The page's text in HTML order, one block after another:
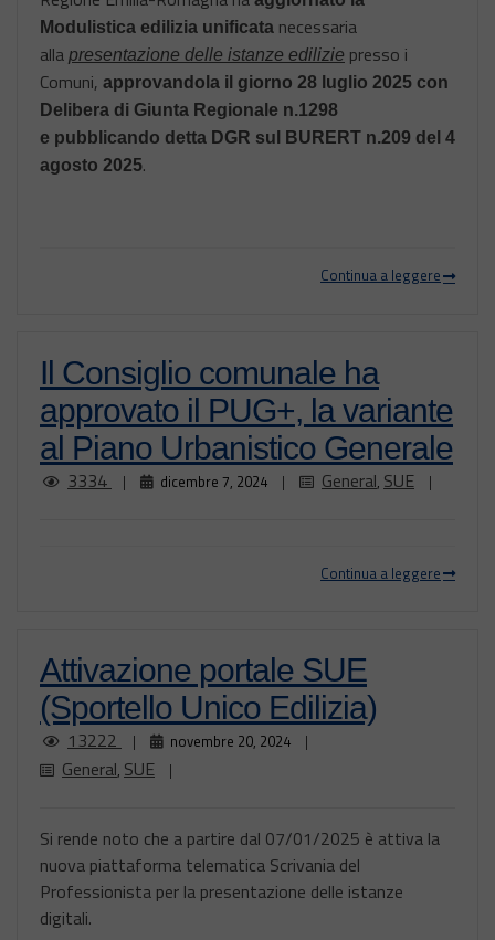
Modulistica edilizia unificata necessaria
alla presentazione delle istanze edilizie presso i
Comuni, approvandola il giorno 28 luglio 2025 con
Delibera di Giunta Regionale n.1298
e pubblicando detta DGR sul BURERT n.209 del 4
agosto 2025.
Continua a leggere
Il Consiglio comunale ha
approvato il PUG+, la variante
al Piano Urbanistico Generale
3334 | dicembre 7, 2024 | General, SUE |
Continua a leggere
Attivazione portale SUE
(Sportello Unico Edilizia)
13222 | novembre 20, 2024 |
General, SUE |
Si rende noto che a partire dal 07/01/2025 è attiva la
nuova piattaforma telematica Scrivania del
Professionista per la presentazione delle istanze
digitali.